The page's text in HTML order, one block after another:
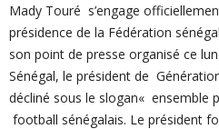
Mady Touré s’engage
présidence de la Fédération
son point de presse organisé ce
Sénégal, le président de
décliné sous le slogan« ensemble
football sénégalais. Le président